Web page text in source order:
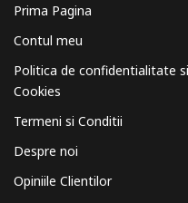
Prima Pagina
Contul meu
Politica de confidentialitate si
Cookies
Termeni si Conditii
Despre noi
Opiniile Clientilor